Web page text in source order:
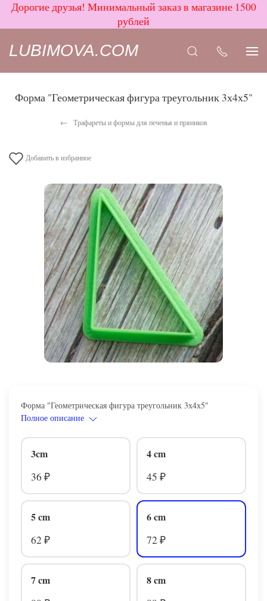
Дорогие друзья! Минимальный заказ в магазине 1500
рублей
LUBIMOVA.COM
Форма "Геометрическая фигура треугольник 3х4х5"
Трафареты и формы для печенья и пряников
Добавить в избранное
Форма "Геометрическая фигура треугольник 3х4х5"
Полное описание
3cm
36 ₽
4 cm
45 ₽
5 cm
62 ₽
6 cm
72 ₽
7 cm
8 cm